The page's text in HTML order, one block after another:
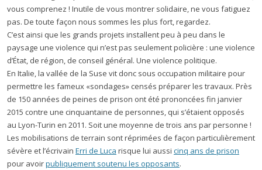
vous comprenez ! Inutile de vous montrer solidaire, ne vous fatiguez
pas. De toute façon nous sommes les plus fort, regardez.
C’est ainsi que les grands projets installent peu à peu dans le
paysage une violence qui n’est pas seulement policière : une violence
d’État, de région, de conseil général. Une violence politique.
En Italie, la vallée de la Suse vit donc sous occupation militaire pour
permettre les fameux «sondages» censés préparer les travaux. Près
de 150 années de peines de prison ont été prononcées fin janvier
2015 contre une cinquantaine de personnes, qui s’étaient opposés
au Lyon-Turin en 2011. Soit une moyenne de trois ans par personne !
Les mobilisations de terrain sont réprimées de façon particulièrement
sévère et l’écrivain Erri de Luca risque lui aussi cinq ans de prison
pour avoirpubliquement soutenu les opposants.